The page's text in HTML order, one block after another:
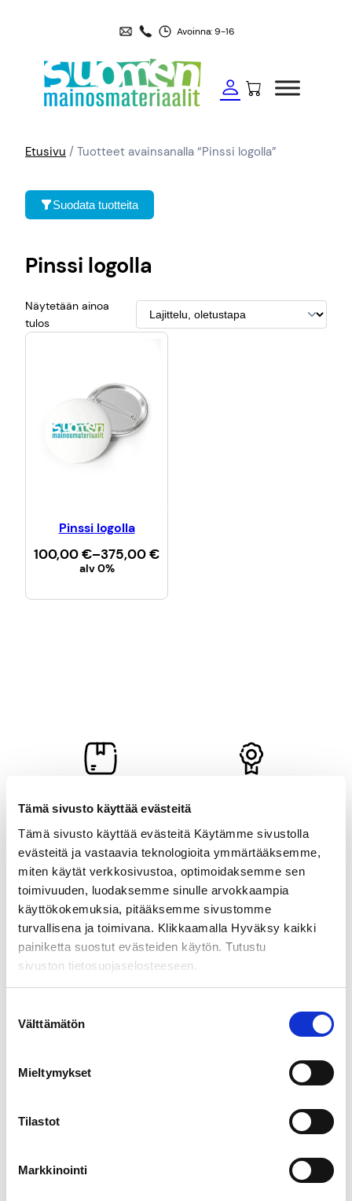
Tämä sivusto käyttää evästeitä
Tämä sivusto käyttää evästeitä Käytämme sivustolla
evästeitä ja vastaavia teknologioita ymmärtääksemme,
miten käytät verkkosivustoa, optimoidaksemme sen
toimivuuden, luodaksemme sinulle arvokkaampia
käyttökokemuksia, pitääksemme sivustomme
turvallisena ja toimivana. Klikkaamalla Hyväksy kaikki
painiketta suostut evästeiden käytön. Tutustu
sivuston tietosuojaselosteeseen.
valinta
Välttämätön
Mieltymykset
Tilastot
Markkinointi
Avoinna: 9-16
Suodata tuotteita
Etusivu / Tuotteet avainsanalla “Pinssi logolla”
Pinssi logolla
Näytetään ainoa
tulos
Pinssi logolla
100,00€–375,00€
H
i
t
1
0
0
0
€
–
7
5
,
0
0
€
alv 0%
kun tilaat isompia
eriä.
päivän sisällä.
Olemme
tavoitettavissa 24/7
Ota yhteyttä chatissa,
puhelimitse
tai sähköpostitse.
Turvalliset
maksutavat
Paytrail & Lasku.
Email:info@suomenmainosmateriaalit.fi